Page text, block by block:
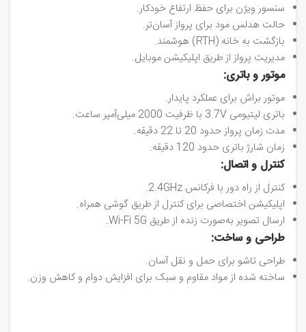
سنسور ویژن برای حفظ ارتفاع خودکار.
حالت هدلس مود برای پرواز آسان‌تر.
بازگشت به خانه (RTH) هوشمند.
مدیریت پرواز از طریق اپلیکیشن موبایل.
موتور و باتری:
موتور براش برای عملکرد پایدار.
باتری لیتیومی 3.7V با ظرفیت 2000 میلی‌آمپر ساعت.
مدت زمان پرواز حدود 20 تا 22 دقیقه.
زمان شارژ باتری حدود 120 دقیقه.
کنترل و اتصال:
کنترل از راه دور با فرکانس 2.4GHz.
اپلیکیشن اختصاصی برای کنترل از طریق گوشی همراه.
ارسال تصویر به‌صورت زنده از طریق Wi-Fi 5G.
طراحی و ساخت:
طراحی تاشو برای حمل و نقل آسان.
ساخته شده از مواد مقاوم و سبک برای افزایش دوام و کاهش وزن.